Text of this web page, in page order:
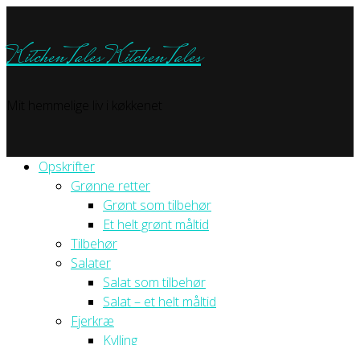
KitchenTalesKitchenTales
Opskrifter
Grønne retter
Grønt som tilbehør
Et helt grønt måltid
Tilbehør
Salater
Salat som tilbehør
Salat – et helt måltid
Fjerkræ
Kylling